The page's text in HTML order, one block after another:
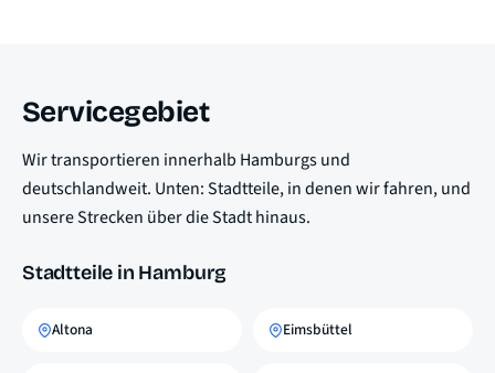
Servicegebiet
Wir transportieren innerhalb Hamburgs und
deutschlandweit. Unten: Stadtteile, in denen wir fahren, und
unsere Strecken über die Stadt hinaus.
Stadtteile in Hamburg
Altona Eimsbüttel